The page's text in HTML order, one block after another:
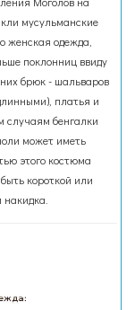
мусульманские
женская одежда,
поклонниц ввиду
брюк - шальваров
платья и
случаям бенгалки
может иметь
этого костюма
короткой или